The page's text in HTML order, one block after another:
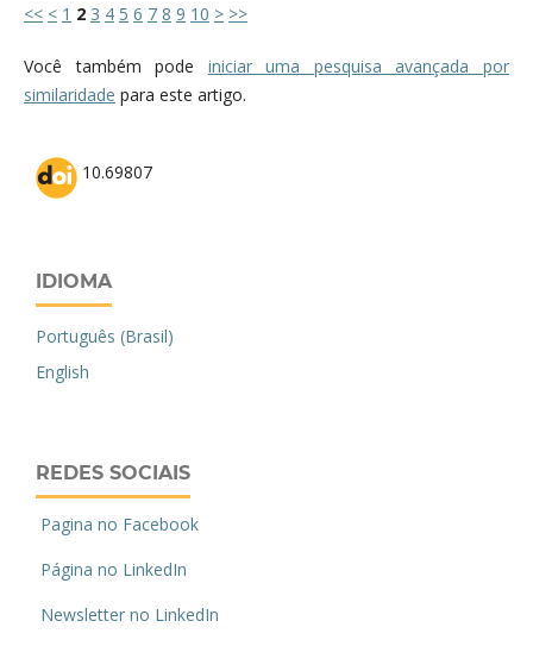
<< < 1 2 3 4 5 6 7 8 9 10 > >>
Você também pode iniciar uma pesquisa avançada por
similaridade para este artigo.
10.69807
IDIOMA
Português (Brasil)
English
REDES SOCIAIS
Pagina no Facebook
Página no LinkedIn
Newsletter no LinkedIn